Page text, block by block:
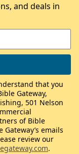
and deals in
that you
Gateway,
501 Nelson
of Bible
emails
review our
.